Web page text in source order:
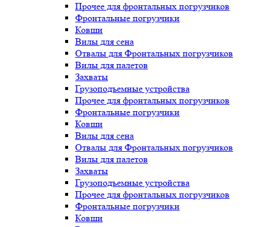
Прочее для фронтальных погрузчиков
Фронтальные погрузчики
Ковши
Вилы для сена
Отвалы для Фронтальных погрузчиков
Вилы для палетов
Захваты
Грузоподъемные устройства
Прочее для фронтальных погрузчиков
Фронтальные погрузчики
Ковши
Вилы для сена
Отвалы для Фронтальных погрузчиков
Вилы для палетов
Захваты
Грузоподъемные устройства
Прочее для фронтальных погрузчиков
Фронтальные погрузчики
Ковши